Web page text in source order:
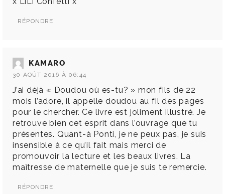
RÉPONDRE
KAMARO
30 AOÛT 2016 À 06:44
J’ai déjà « Doudou où es-tu? » mon fils de 22
mois l’adore, il appelle doudou au fil des pages
pour le chercher. Ce livre est joliment illustré. Je
retrouve bien cet esprit dans l’ouvrage que tu
présentes. Quant-à Ponti, je ne peux pas, je suis
insensible à ce qu’il fait mais merci de
promouvoir la lecture et les beaux livres. La
maîtresse de maternelle que je suis te remercie.
RÉPONDRE